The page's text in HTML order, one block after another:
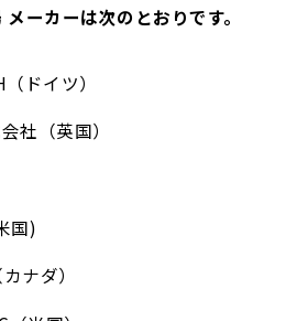
ーカーは次のとおりです。
ドイツ）
社（英国）
国)
ナダ）